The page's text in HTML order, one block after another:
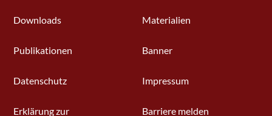
Downloads Materialien
Publikationen Banner
Datenschutz Impressum
Erklärung zur
Barriere melden